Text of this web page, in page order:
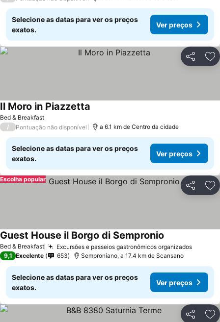
Selecione as datas para ver os preços
exatos.
Ver preços
Partilhar
Bed & Breakfast
Il Moro in Piazzetta
/ Pontuação não disponível a 6.1 km de Centro da cidade
Selecione as datas para ver os preços
exatos.
Ver preços
Partilhar
Escolha popular
Bed & Breakfast Excursões e passeios gastronômicos organizados
Guest House il Borgo di Sempronio
9,1 Excelente 653 Semproniano, a 17.4 km de Scansano
Selecione as datas para ver os preços
exatos.
Ver preços
Partilhar